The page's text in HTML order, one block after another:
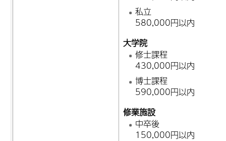
私立
580,000円以内
大学院
修士課程
430,000円以内
博士課程
590,000円以内
修業施設
中卒後
150,000円以内